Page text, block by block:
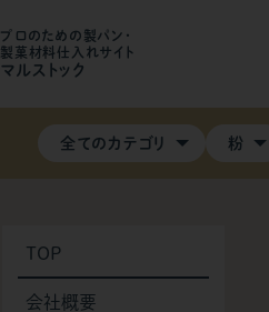
プロのための製パン・
製菓材料仕入れサイト
マルストック
全てのカテゴリ 粉
TOP
会社概要